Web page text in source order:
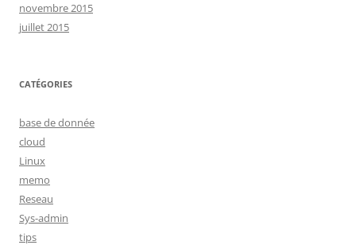
novembre 2015
juillet 2015
CATÉGORIES
base de donnée
cloud
Linux
memo
Reseau
Sys-admin
tips